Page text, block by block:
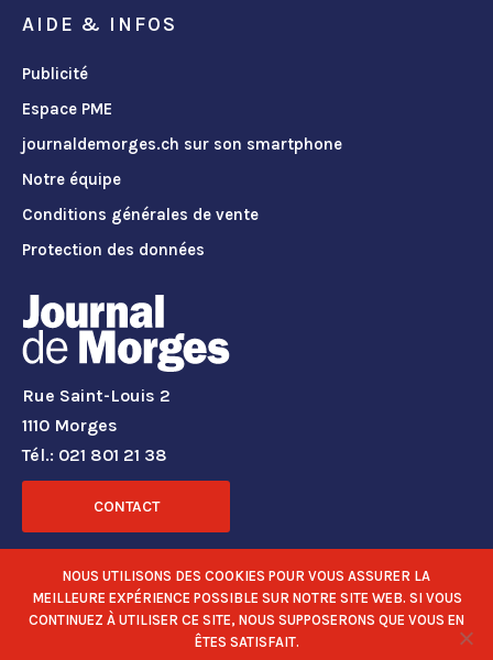
AIDE & INFOS
Publicité
Espace PME
journaldemorges.ch sur son smartphone
Notre équipe
Conditions générales de vente
Protection des données
Rue Saint-Louis 2
1110 Morges
Tél.: 021 801 21 38
CONTACT
RÉSEAUX SOCIAUX
NOUS UTILISONS DES COOKIES POUR VOUS ASSURER LA
MEILLEURE EXPÉRIENCE POSSIBLE SUR NOTRE SITE WEB. SI VOUS
CONTINUEZ À UTILISER CE SITE, NOUS SUPPOSERONS QUE VOUS EN
ÊTES SATISFAIT.